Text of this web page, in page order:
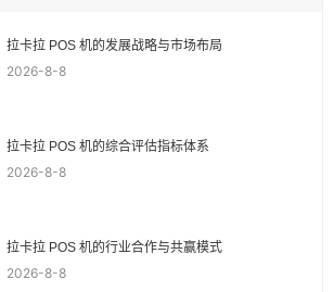
拉卡拉 POS 机的发展战略与市场布局
2026-8-8
拉卡拉 POS 机的综合评估指标体系
2026-8-8
拉卡拉 POS 机的行业合作与共赢模式
2026-8-8